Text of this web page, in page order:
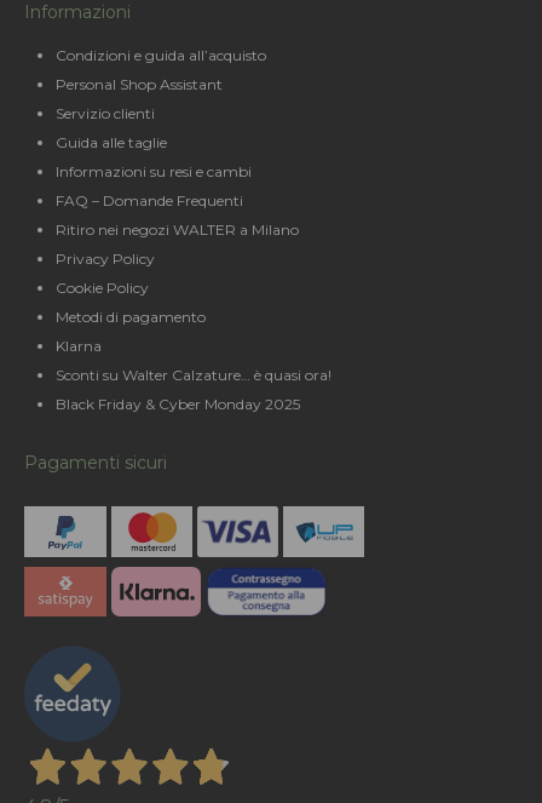
Informazioni
Condizioni e guida all’acquisto
Personal Shop Assistant
Servizio clienti
Guida alle taglie
Informazioni su resi e cambi
FAQ – Domande Frequenti
Ritiro nei negozi WALTER a Milano
Privacy Policy
Cookie Policy
Metodi di pagamento
Klarna
Sconti su Walter Calzature… è quasi ora!
Black Friday & Cyber Monday 2025
Pagamenti sicuri